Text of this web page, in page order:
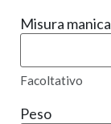
Misura manica
Facoltativo
Peso